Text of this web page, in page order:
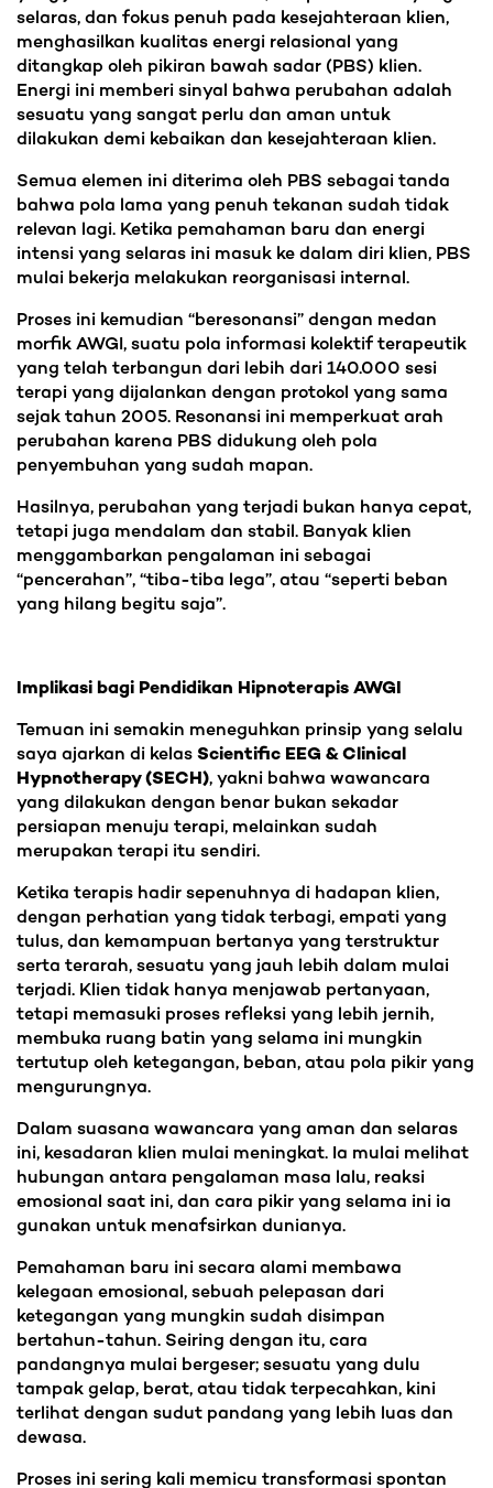
selaras, dan fokus penuh pada kesejahteraan klien,
menghasilkan kualitas energi relasional yang
ditangkap oleh pikiran bawah sadar (PBS) klien.
Energi ini memberi sinyal bahwa perubahan adalah
sesuatu yang sangat perlu dan aman untuk
dilakukan demi kebaikan dan kesejahteraan klien.
Semua elemen ini diterima oleh PBS sebagai tanda
bahwa pola lama yang penuh tekanan sudah tidak
relevan lagi. Ketika pemahaman baru dan energi
intensi yang selaras ini masuk ke dalam diri klien, PBS
mulai bekerja melakukan reorganisasi internal.
Proses ini kemudian “beresonansi” dengan medan
morfik AWGI, suatu pola informasi kolektif terapeutik
yang telah terbangun dari lebih dari 140.000 sesi
terapi yang dijalankan dengan protokol yang sama
sejak tahun 2005. Resonansi ini memperkuat arah
perubahan karena PBS didukung oleh pola
penyembuhan yang sudah mapan.
Hasilnya, perubahan yang terjadi bukan hanya cepat,
tetapi juga mendalam dan stabil. Banyak klien
menggambarkan pengalaman ini sebagai
“pencerahan”, “tiba-tiba lega”, atau “seperti beban
yang hilang begitu saja”.
Implikasi bagi Pendidikan Hipnoterapis AWGI
Temuan ini semakin meneguhkan prinsip yang selalu
saya ajarkan di kelas Scientific EEG & Clinical
Hypnotherapy (SECH), yakni bahwa wawancara
yang dilakukan dengan benar bukan sekadar
persiapan menuju terapi, melainkan sudah
merupakan terapi itu sendiri.
Ketika terapis hadir sepenuhnya di hadapan klien,
dengan perhatian yang tidak terbagi, empati yang
tulus, dan kemampuan bertanya yang terstruktur
serta terarah, sesuatu yang jauh lebih dalam mulai
terjadi. Klien tidak hanya menjawab pertanyaan,
tetapi memasuki proses refleksi yang lebih jernih,
membuka ruang batin yang selama ini mungkin
tertutup oleh ketegangan, beban, atau pola pikir yang
mengurungnya.
Dalam suasana wawancara yang aman dan selaras
ini, kesadaran klien mulai meningkat. Ia mulai melihat
hubungan antara pengalaman masa lalu, reaksi
emosional saat ini, dan cara pikir yang selama ini ia
gunakan untuk menafsirkan dunianya.
Pemahaman baru ini secara alami membawa
kelegaan emosional, sebuah pelepasan dari
ketegangan yang mungkin sudah disimpan
bertahun-tahun. Seiring dengan itu, cara
pandangnya mulai bergeser; sesuatu yang dulu
tampak gelap, berat, atau tidak terpecahkan, kini
terlihat dengan sudut pandang yang lebih luas dan
dewasa.
Proses ini sering kali memicu transformasi spontan